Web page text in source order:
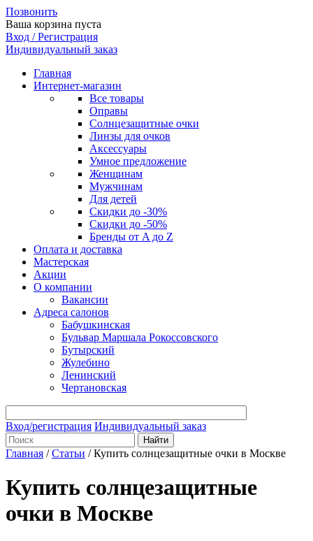
Позвонить
Ваша корзина пуста
Вход / Регистрация
Индивидуальный заказ
Главная
Интернет-магазин
Все товары
Оправы
Солнцезащитные очки
Линзы для очков
Аксессуары
Умное предложение
Женщинам
Мужчинам
Для детей
Скидки до -30%
Скидки до -50%
Бренды от A до Z
Оплата и доставка
Мастерская
Акции
О компании
Вакансии
Адреса салонов
Бабушкинская
Бульвар Маршала Рокоссовского
Бутырский
Жулебино
Ленинский
Чертановская
Вход/регистрация Индивидуальный заказ
Главная /Статьи /Купить солнцезащитные очки в Москве
Купить солнцезащитные
очки в Москве